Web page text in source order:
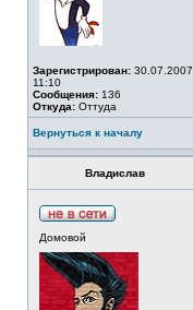
Зарегистрирован: 30.07.2007
11:10
Сообщения: 136
Откуда: Оттуда
Вернуться к началу
Владислав
Домовой